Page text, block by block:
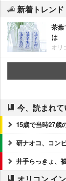
新着トレンド
茶葉
は
オリ
今、読まれ
15歳で当時27歳
研ナオコ、コン
井手らっきょ、
オリコン イ